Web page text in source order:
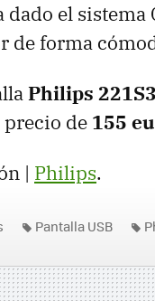
dado el
de forma
Philips
de 155
| Philips.
Pantalla USB